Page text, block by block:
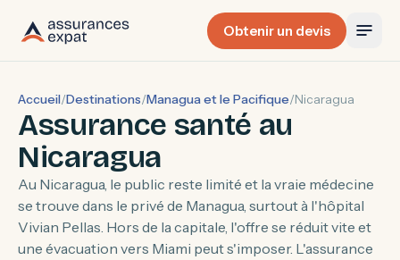
Obtenir un devis
Accueil/Destinations/Managua et le Pacifique/Nicaragua
Assurance santé au
Nicaragua
Au Nicaragua, le public reste limité et la vraie médecine
se trouve dans le privé de Managua, surtout à l'hôpital
Vivian Pellas. Hors de la capitale, l'offre se réduit vite et
une évacuation vers Miami peut s'imposer. L'assurance